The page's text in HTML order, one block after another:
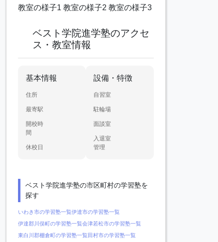
ベスト学院進学塾のアクセ
ス・教室情報
基本情報
住所
最寄駅
開校時
間
休校日
設備・特徴
自習室
駐輪場
面談室
入退室
管理
ベスト学院進学塾の市区町村の学習塾を
探す
いわき市の学習塾一覧伊達市の学習塾一覧
伊達郡川俣町の学習塾一覧会津若松市の学習塾一覧
東白川郡棚倉町の学習塾一覧田村市の学習塾一覧